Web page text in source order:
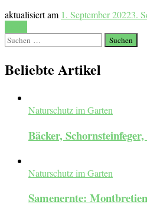
aktualisiert am 1. September 20223.
Suchen
nach:
Beliebte Artikel
Naturschutz im Garten
Bäcker,
Naturschutz im Garten
Samenernte: Montbretien